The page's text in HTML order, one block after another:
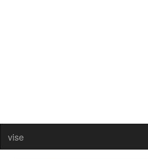
vise